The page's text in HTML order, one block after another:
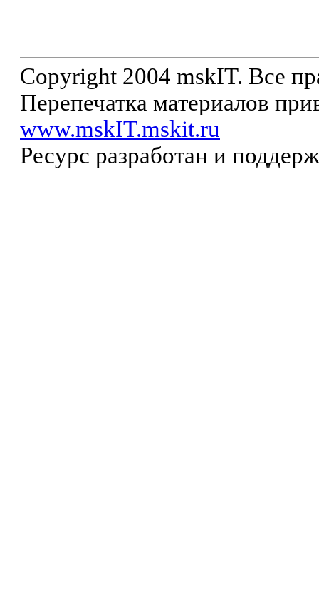
Copyright 2004 mskIT. Все
Перепечатка материалов
www.mskIT.mskit.ru
Ресурс разработан и